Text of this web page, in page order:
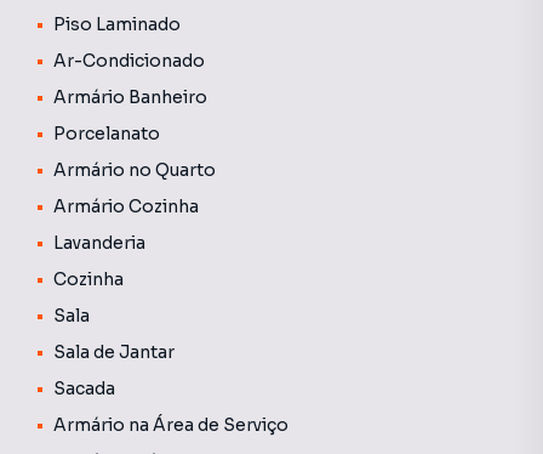
equipada com cooktop e forno, sacada com churrasqueira
Piso Laminado
Ar-Condicionado
Armário Banheiro
Porcelanato
Armário no Quarto
Armário Cozinha
Lavanderia
Cozinha
Sala
Sala de Jantar
Sacada
Armário na Área de Serviço